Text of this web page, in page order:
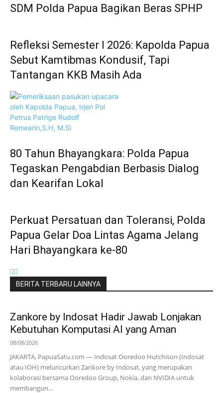
SDM Polda Papua Bagikan Beras SPHP
Refleksi Semester I 2026: Kapolda Papua
Sebut Kamtibmas Kondusif, Tapi
Tantangan KKB Masih Ada
80 Tahun Bhayangkara: Polda Papua
Tegaskan Pengabdian Berbasis Dialog
dan Kearifan Lokal
Perkuat Persatuan dan Toleransi, Polda
Papua Gelar Doa Lintas Agama Jelang
Hari Bhayangkara ke-80
BERITA TERBARU LAINNYA
Zankore by Indosat Hadir Jawab Lonjakan
Kebutuhan Komputasi AI yang Aman
08/08/2026
JAKARTA, PapuaSatu.com — Indosat Ooredoo Hutchison (Indosat
atau IOH) meluncurkan Zankore by Indosat, yang merupakan
kolaborasi bersama Ooredoo Group, Nokia, dan NVIDIA untuk
membangun...